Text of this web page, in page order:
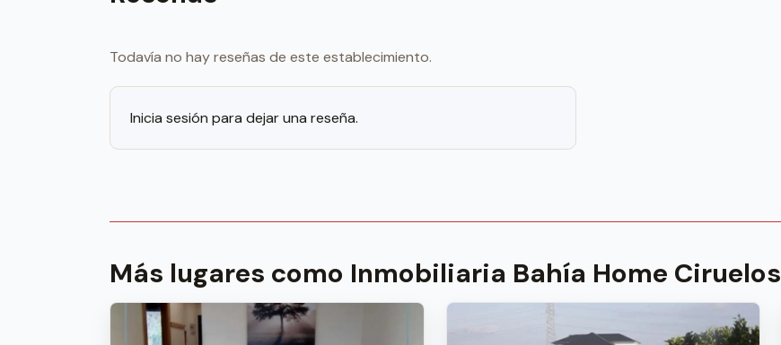
Todavía no hay reseñas de este establecimiento.
Inicia sesión para dejar una reseña.
Más lugares como Inmobiliaria Bahía Home Ciruelos